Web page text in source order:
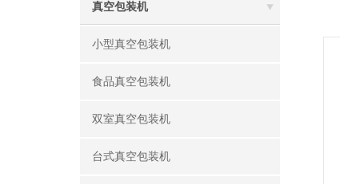
真空包装机
小型真空包装机
食品真空包装机
双室真空包装机
台式真空包装机